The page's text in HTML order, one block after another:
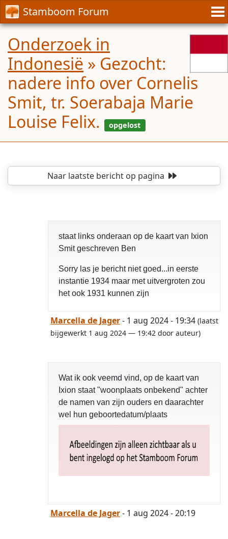
Stamboom Forum
Onderzoek in
Indonesië » Gezocht:
nadere info over Cornelis
Smit, tr. Soerabaja Marie
Louise Felix.
Naar laatste berichtop pagina
staat links onderaan op de kaart van Ixion
Smit geschreven Ben
Sorry las je bericht niet goed...in eerste
instantie 1934 maar met uitvergroten zou
het ook 1931 kunnen zijn
Marcella de Jager- 1 aug 2024 - 19:34 (laatst
bijgewerkt 1 aug 2024 — 19:42 door auteur)
Wat ik ook veemd vind, op de kaart van
Ixion staat "woonplaats onbekend" achter
de namen van zijn ouders en daarachter
wel hun geboortedatum/plaats
Marcella de Jager- 1 aug 2024 - 20:19